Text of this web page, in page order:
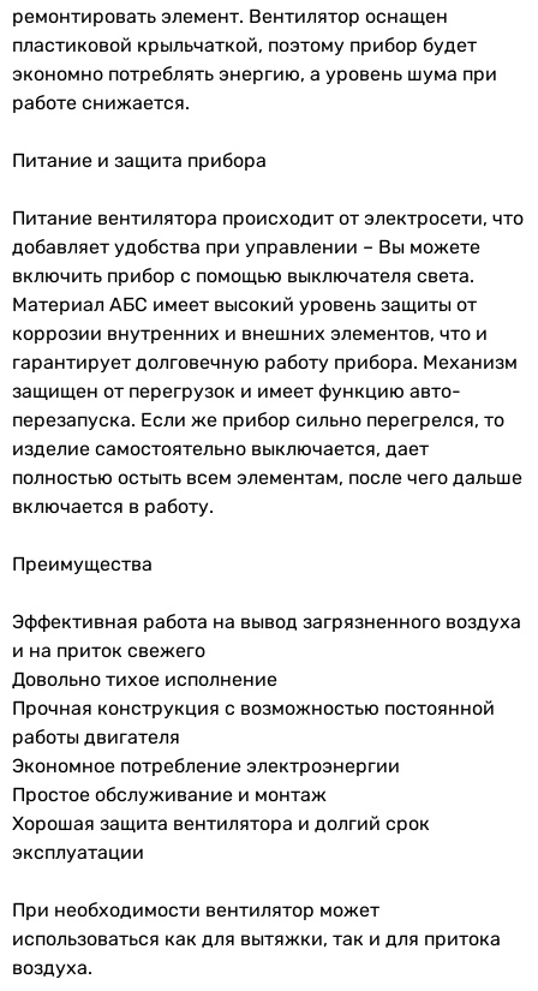
ремонтировать элемент. Вентилятор оснащен
пластиковой крыльчаткой, поэтому прибор будет
экономно потреблять энергию, а уровень шума при
работе снижается.
Питание и защита прибора
Питание вентилятора происходит от электросети, что
добавляет удобства при управлении – Вы можете
включить прибор с помощью выключателя света.
Материал АБС имеет высокий уровень защиты от
коррозии внутренних и внешних элементов, что и
гарантирует долговечную работу прибора. Механизм
защищен от перегрузок и имеет функцию авто-
перезапуска. Если же прибор сильно перегрелся, то
изделие самостоятельно выключается, дает
полностью остыть всем элементам, после чего дальше
включается в работу.
Преимущества
Эффективная работа на вывод загрязненного воздуха
и на приток свежего
Довольно тихое исполнение
Прочная конструкция с возможностью постоянной
работы двигателя
Экономное потребление электроэнергии
Простое обслуживание и монтаж
Хорошая защита вентилятора и долгий срок
эксплуатации
При необходимости вентилятор может
использоваться как для вытяжки, так и для притока
воздуха.